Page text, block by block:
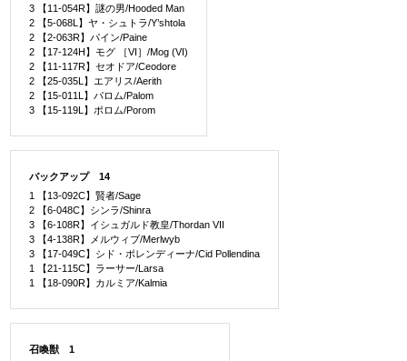
3 【11-054R】謎の男/Hooded Man
2 【5-068L】ヤ・シュトラ/Y’shtola
2 【2-063R】パイン/Paine
2 【17-124H】モグ ［VI］/Mog (VI)
2 【11-117R】セオドア/Ceodore
2 【25-035L】エアリス/Aerith
2 【15-011L】パロム/Palom
3 【15-119L】ポロム/Porom
バックアップ 14
1 【13-092C】賢者/Sage
2 【6-048C】シンラ/Shinra
3 【6-108R】イシュガルド教皇/Thordan VII
3 【4-138R】メルウィブ/Merlwyb
3 【17-049C】シド・ポレンディーナ/Cid Pollendina
1 【21-115C】ラーサー/Larsa
1 【18-090R】カルミア/Kalmia
召喚獣 1